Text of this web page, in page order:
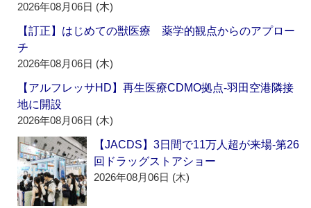
2026年08月06日 (木)
【訂正】はじめての獣医療 薬学的観点からのアプロー
チ
2026年08月06日 (木)
【アルフレッサHD】再生医療CDMO拠点‐羽田空港隣接
地に開設
2026年08月06日 (木)
【JACDS】3日間で11万人超が来場‐第26
回ドラッグストアショー
2026年08月06日 (木)